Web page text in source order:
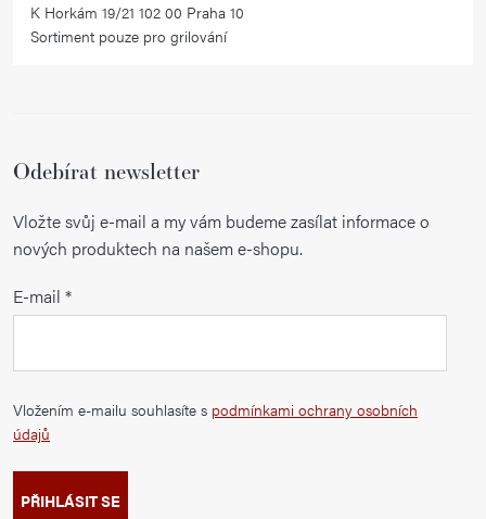
K Horkám 19/21 102 00 Praha 10
Sortiment pouze pro grilování
Odebírat newsletter
Vložte svůj e-mail a my vám budeme zasílat informace o
nových produktech na našem e-shopu.
E-mail
Vložením e-mailu souhlasíte s podmínkami ochrany osobních
údajů
PŘIHLÁSIT SE